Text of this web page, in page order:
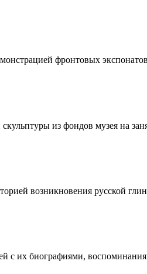
фронтовых
из фондов музея на
возникновения русской
с их биографиями,